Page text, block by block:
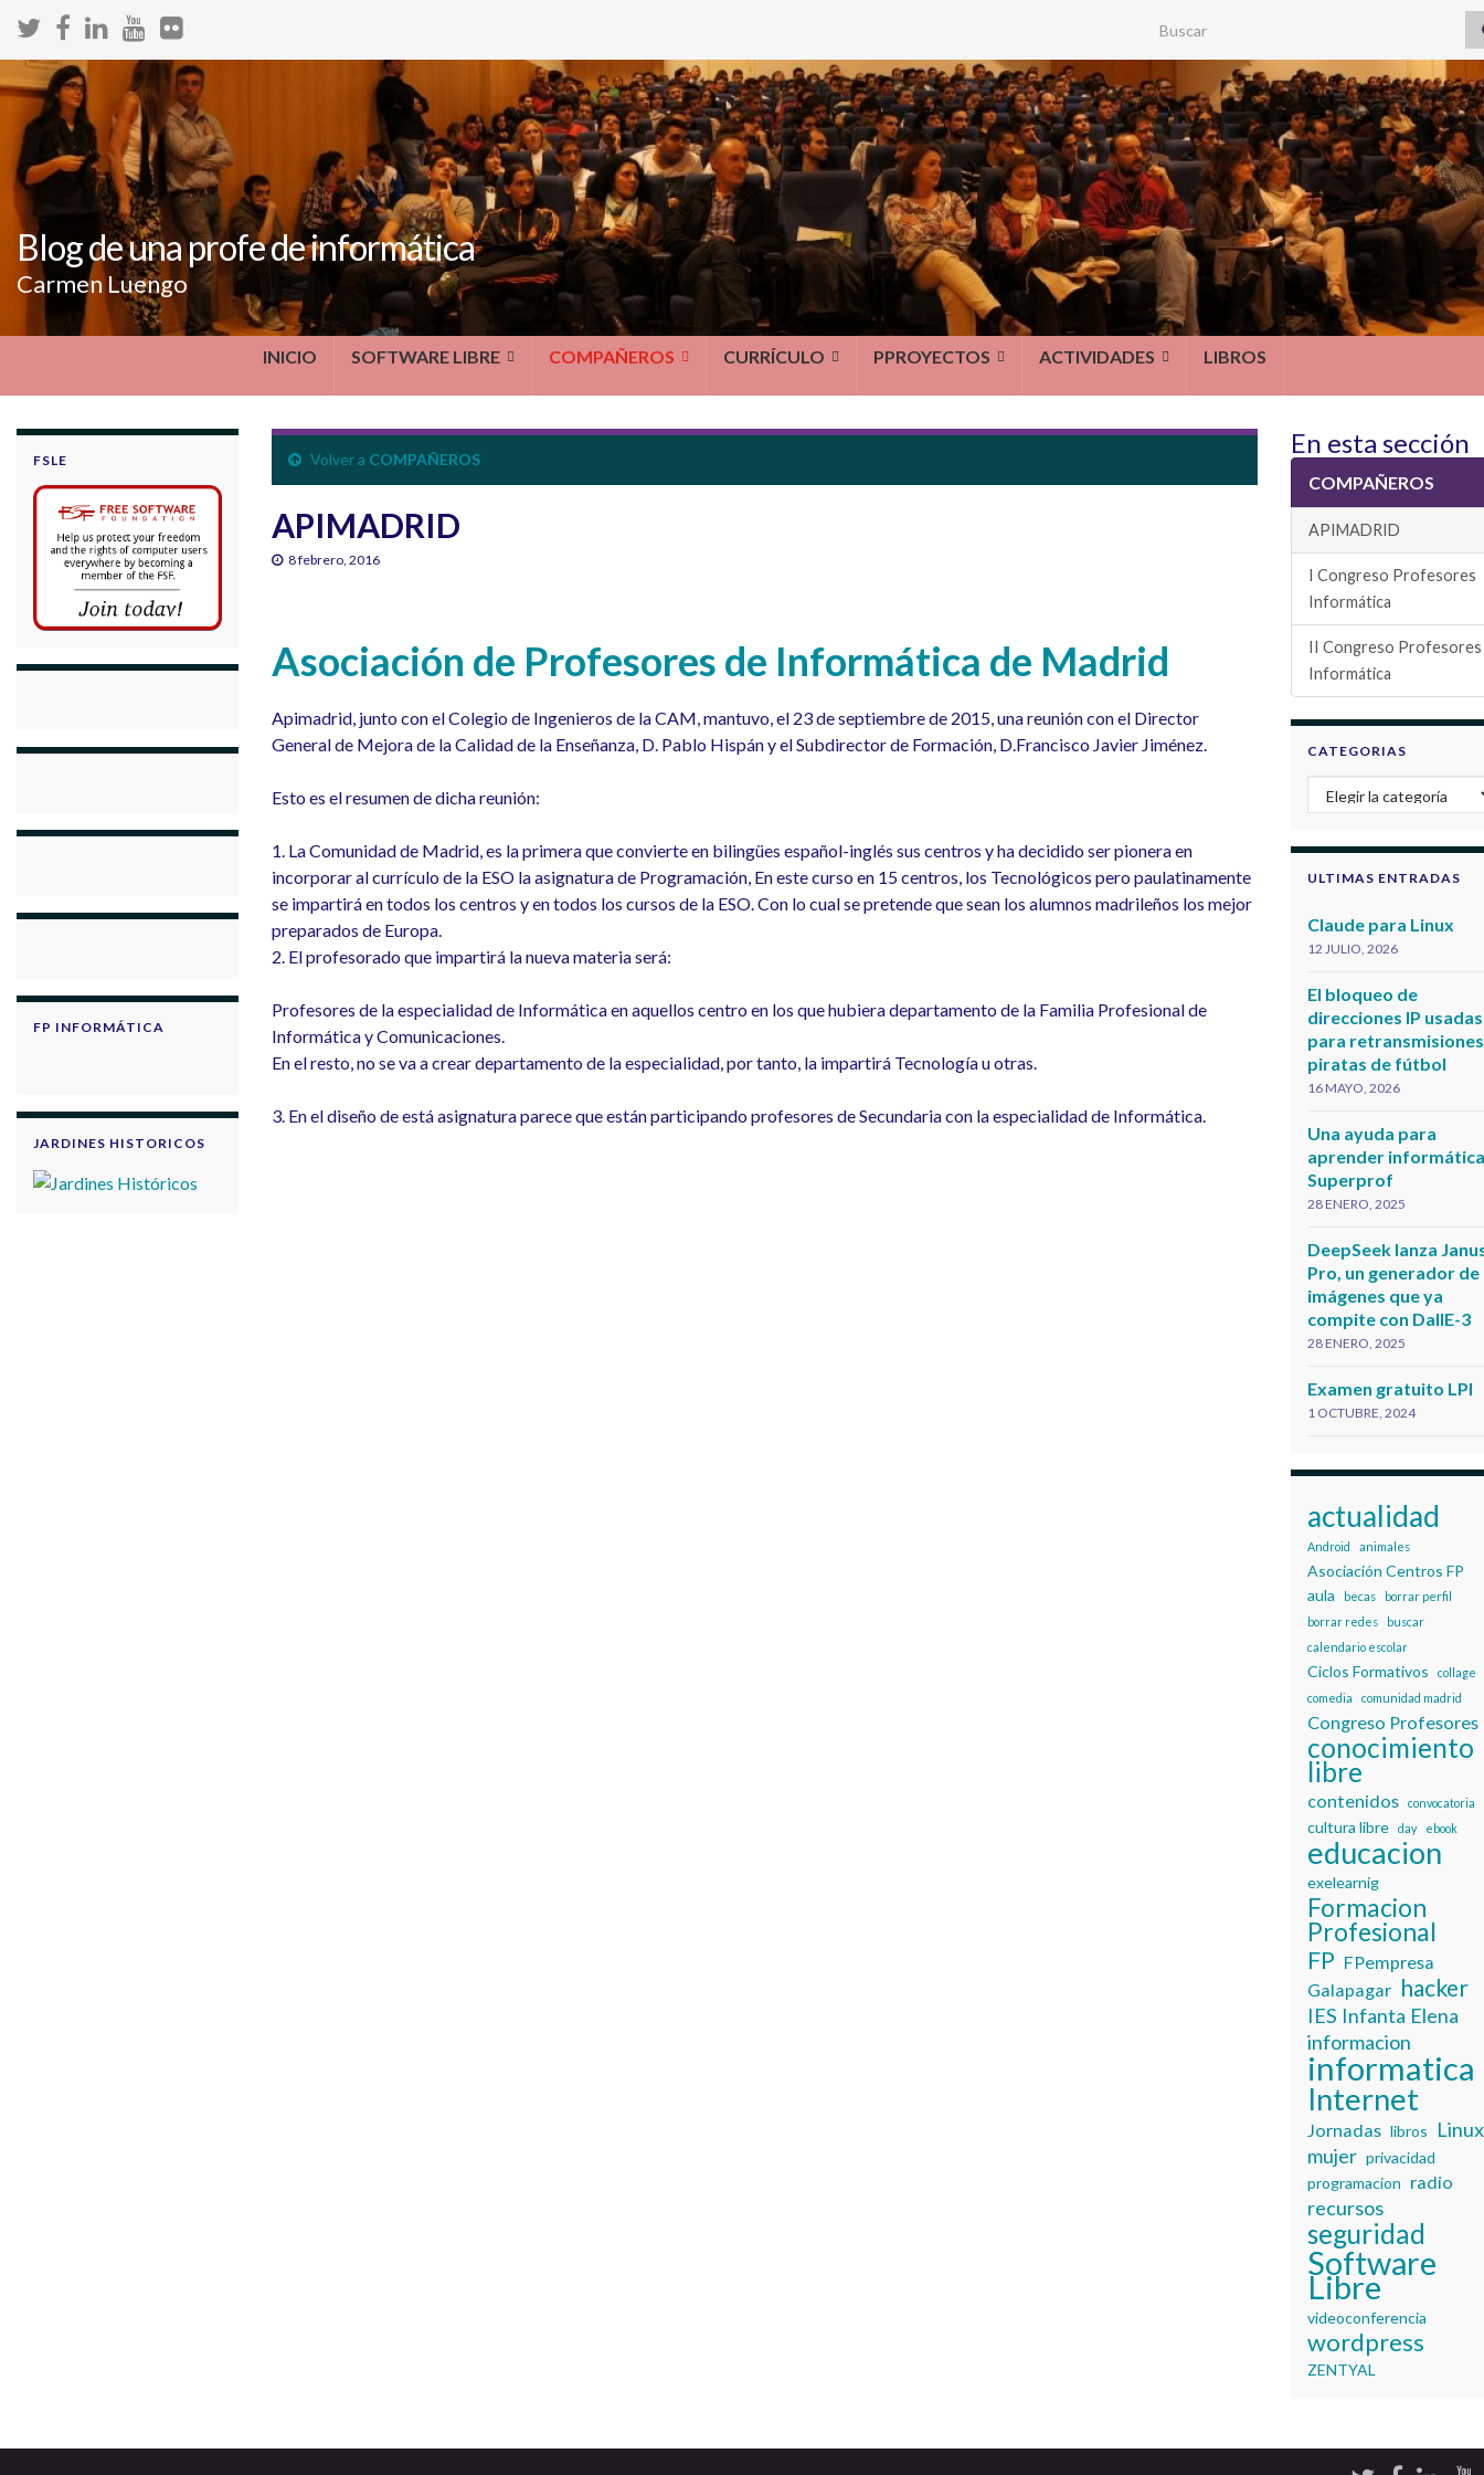
Search for:
Blog de una profe de informática
Carmen Luengo
INICIO SOFTWARE LIBRE COMPAÑEROS CURRÍCULO PPROYECTOS ACTIVIDADES LIBROS
Volver a COMPAÑEROS
APIMADRID
8 febrero, 2016
Asociación de Profesores de Informática de Madrid
Apimadrid, junto con el Colegio de Ingenieros de la CAM, mantuvo, el 23 de septiembre de 2015, una reunión con el Director
General de Mejora de la Calidad de la Enseñanza, D. Pablo Hispán y el Subdirector de Formación, D.Francisco Javier Jiménez.
Esto es el resumen de dicha reunión:
1. La Comunidad de Madrid, es la primera que convierte en bilingües español-inglés sus centros y ha decidido ser pionera en
incorporar al currículo de la ESO la asignatura de Programación, En este curso en 15 centros, los Tecnológicos pero paulatinamente
se impartirá en todos los centros y en todos los cursos de la ESO. Con lo cual se pretende que sean los alumnos madrileños los mejor
preparados de Europa.
2. El profesorado que impartirá la nueva materia será:
Profesores de la especialidad de Informática en aquellos centro en los que hubiera departamento de la Familia Profesional de
Informática y Comunicaciones.
En el resto, no se va a crear departamento de la especialidad, por tanto, la impartirá Tecnología u otras.
3. En el diseño de está asignatura parece que están participando profesores de Secundaria con la especialidad de Informática.
FSLE
FP INFORMÁTICA
JARDINES HISTORICOS
En esta sección
COMPAÑEROS
APIMADRID
I Congreso Profesores
Informática
II Congreso Profesores
Informática
CATEGORIAS
Categorias
ULTIMAS ENTRADAS
Claude para Linux
12 JULIO, 2026
El bloqueo de
direcciones IP usadas
para retransmisiones
piratas de fútbol
16 MAYO, 2026
Una ayuda para
aprender
Superprof
28 ENERO, 2025
DeepSeek lanza
Pro, un generador de
imágenes que ya
compite con DallE-3
28 ENERO, 2025
Examen gratuito LPI
1 OCTUBRE, 2024
actualidad
Android animales
Asociación Centros FP
aula
becas
borrar perfil
borrar redes
buscar
calendario escolar
Ciclos Formativos
collage
comedia
comunidad madrid
Congreso Profesores
conocimiento
libre
contenidos convocatoria
cultura libre day ebook
educacion
exelearnig
Formacion
Profesional
FP FPempresa
Galapagar hacker
IES Infanta Elena
informacion
informatica
Internet
Jornadas libros
Linux
mujer privacidad
programacion radio
recursos
seguridad
Software
Libre
videoconferencia
wordpress
ZENTYAL